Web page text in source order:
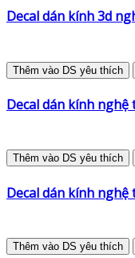
Decal dán kính 3d
Thêm vào DS yêu thích
Decal dán kính
Thêm vào DS yêu thích
Decal dán kính nghệ
Thêm vào DS yêu thích